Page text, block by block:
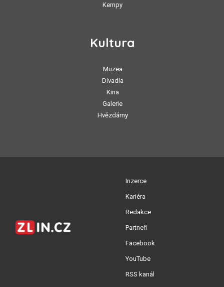
Kempy
Kultura
Muzea
Divadla
Kina
Galerie
Hvězdárny
Inzerce
Kariéra
Redakce
Partneři
Facebook
YouTube
RSS kanál